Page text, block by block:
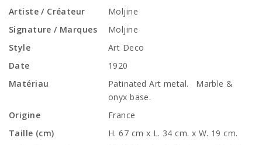
Artiste / Créateur
Moljine
Signature / Marques
Moljine
Style
Art Deco
Date
1920
Matériau
Patinated Art metal. Marble &
onyx base.
Origine
France
Taille (cm)
H. 67 cm x L. 34 cm. x W. 19 cm.